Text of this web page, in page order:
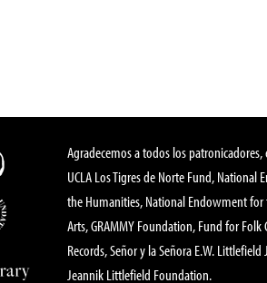
Agradecemos a todos los
UCLA Los Tigres de Norte Fund, National
the Humanities, National Endowment for
Arts, GRAMMY Foundation, Fund for
Records, Señor y la Señora E.W.
Jeannik Littlefield Foundation.